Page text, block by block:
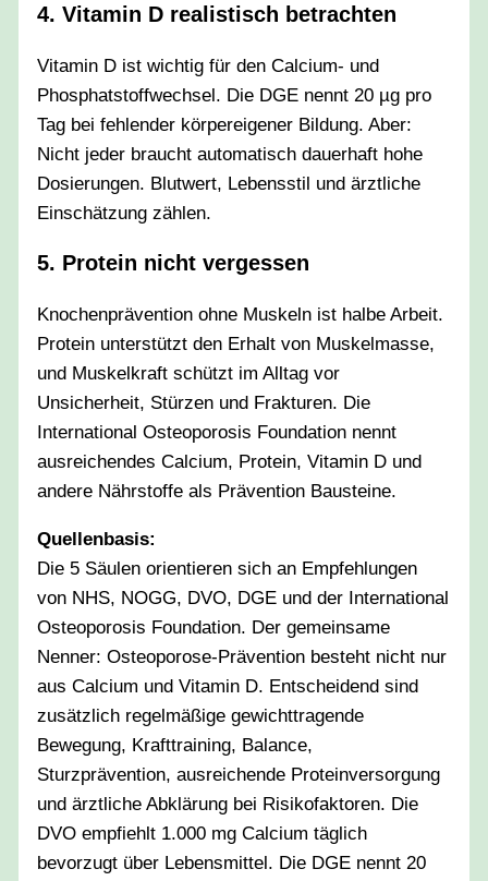
4. Vitamin D realistisch betrachten
Vitamin D ist wichtig für den Calcium- und
Phosphatstoffwechsel. Die DGE nennt 20 µg pro
Tag bei fehlender körpereigener Bildung. Aber:
Nicht jeder braucht automatisch dauerhaft hohe
Dosierungen. Blutwert, Lebensstil und ärztliche
Einschätzung zählen.
5. Protein nicht vergessen
Knochenprävention ohne Muskeln ist halbe Arbeit.
Protein unterstützt den Erhalt von Muskelmasse,
und Muskelkraft schützt im Alltag vor
Unsicherheit, Stürzen und Frakturen. Die
International Osteoporosis Foundation nennt
ausreichendes Calcium, Protein, Vitamin D und
andere Nährstoffe als Prävention Bausteine.
Quellenbasis:
Die 5 Säulen orientieren sich an Empfehlungen
von NHS, NOGG, DVO, DGE und der International
Osteoporosis Foundation. Der gemeinsame
Nenner: Osteoporose-Prävention besteht nicht nur
aus Calcium und Vitamin D. Entscheidend sind
zusätzlich regelmäßige gewichttragende
Bewegung, Krafttraining, Balance,
Sturzprävention, ausreichende Proteinversorgung
und ärztliche Abklärung bei Risikofaktoren. Die
DVO empfiehlt 1.000 mg Calcium täglich
bevorzugt über Lebensmittel. Die DGE nennt 20